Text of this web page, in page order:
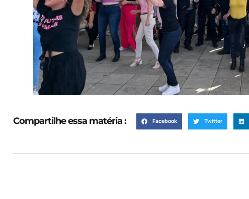
Compartilhe essa matéria : Facebook Twitter